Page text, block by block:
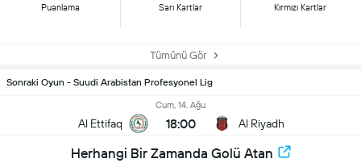
Puanlama Sarı Kartlar Kırmızı Kartlar
Tümünü Gör
Sonraki Oyun - Suudi Arabistan Profesyonel Lig
Al Ettifaq
Cum, 14. Ağu
18:00 Al Riyadh
Herhangi Bir Zamanda Golü Atan